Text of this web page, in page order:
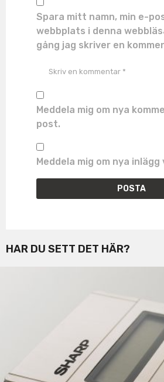
Spara mitt namn, min e-
webbplats i denna
gång jag skriver en
Meddela mig om nya
post.
Meddela mig om nya
HAR DU SETT DET HÄR?